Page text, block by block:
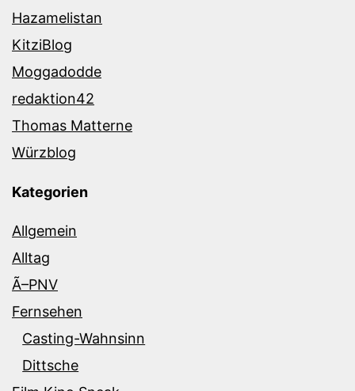
Hazamelistan
KitziBlog
Moggadodde
redaktion42
Thomas Matterne
Würzblog
Kategorien
Allgemein
Alltag
Ã–PNV
Fernsehen
Casting-Wahnsinn
Dittsche